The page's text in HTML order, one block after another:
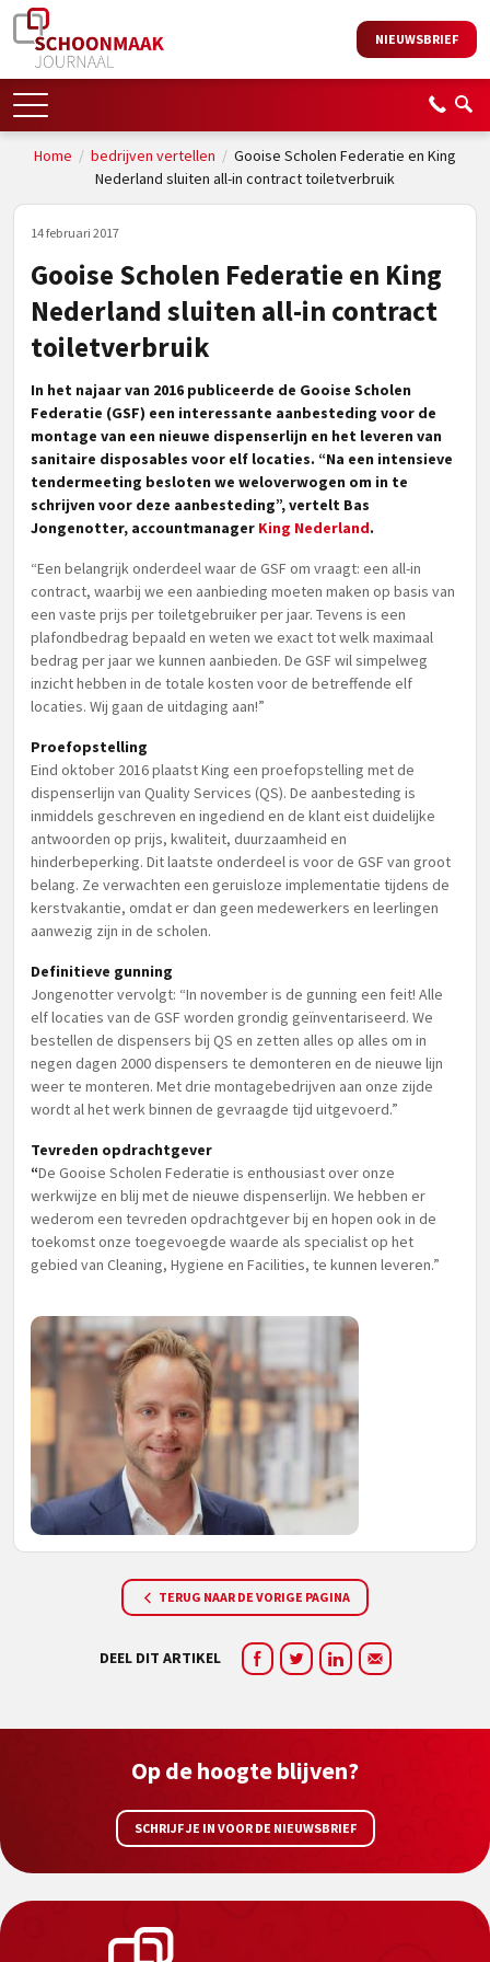
NIEUWSBRIEF
Home / bedrijven vertellen / Gooise Scholen Federatie en King
Nederland sluiten all-in contract toiletverbruik
14 februari 2017
Gooise Scholen Federatie en King
Nederland sluiten all-in contract
toiletverbruik
In het najaar van 2016 publiceerde de Gooise Scholen
Federatie (GSF) een interessante aanbesteding voor de
montage van een nieuwe dispenserlijn en het leveren van
sanitaire disposables voor elf locaties. “Na een intensieve
tendermeeting besloten we weloverwogen om in te
schrijven voor deze aanbesteding”, vertelt Bas
Jongenotter, accountmanager King Nederland.
“Een belangrijk onderdeel waar de GSF om vraagt: een all-in
contract, waarbij we een aanbieding moeten maken op basis van
een vaste prijs per toiletgebruiker per jaar. Tevens is een
plafondbedrag bepaald en weten we exact tot welk maximaal
bedrag per jaar we kunnen aanbieden. De GSF wil simpelweg
inzicht hebben in de totale kosten voor de betreffende elf
locaties. Wij gaan de uitdaging aan!”
Proefopstelling
Eind oktober 2016 plaatst King een proefopstelling met de
dispenserlijn van Quality Services (QS). De aanbesteding is
inmiddels geschreven en ingediend en de klant eist duidelijke
antwoorden op prijs, kwaliteit, duurzaamheid en
hinderbeperking. Dit laatste onderdeel is voor de GSF van groot
belang. Ze verwachten een geruisloze implementatie tijdens de
kerstvakantie, omdat er dan geen medewerkers en leerlingen
aanwezig zijn in de scholen.
Definitieve gunning
Jongenotter vervolgt: “In november is de gunning een feit! Alle
elf locaties van de GSF worden grondig geïnventariseerd. We
bestellen de dispensers bij QS en zetten alles op alles om in
negen dagen 2000 dispensers te demonteren en de nieuwe lijn
weer te monteren. Met drie montagebedrijven aan onze zijde
wordt al het werk binnen de gevraagde tijd uitgevoerd.”
Tevreden opdrachtgever
“De Gooise Scholen Federatie is enthousiast over onze
werkwijze en blij met de nieuwe dispenserlijn. We hebben er
wederom een tevreden opdrachtgever bij en hopen ook in de
toekomst onze toegevoegde waarde als specialist op het
gebied van Cleaning, Hygiene en Facilities, te kunnen leveren.”
TERUG NAAR DE VORIGE PAGINA
DEEL DIT ARTIKEL
Op de hoogte blijven?
SCHRIJF JE IN VOOR DE NIEUWSBRIEF